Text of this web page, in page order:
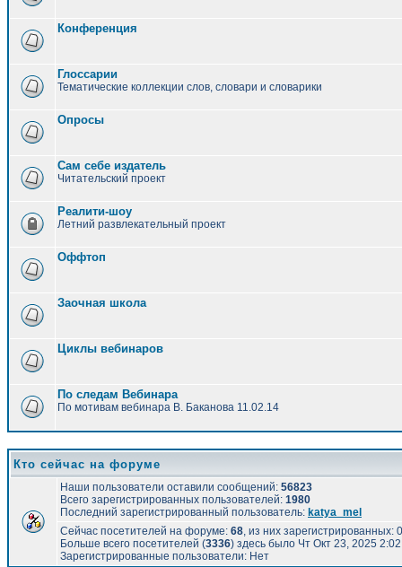
Конференция
Глоссарии
Тематические коллекции слов, словари и словарики
Опросы
Сам себе издатель
Читательский проект
Реалити-шоу
Летний развлекательный проект
Оффтоп
Заочная школа
Циклы вебинаров
По следам Вебинара
По мотивам вебинара В. Баканова 11.02.14
Кто сейчас на форуме
Наши пользователи оставили сообщений: 56823
Всего зарегистрированных пользователей: 1980
Последний зарегистрированный пользователь: katya_mel
Сейчас посетителей на форуме: 68, из них
Больше всего посетителей (3336) здесь было Чт Окт 23, 2025
Зарегистрированные пользователи: Нет